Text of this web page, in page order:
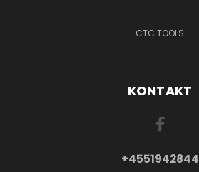
CTC TOOLS
KONTAKT
+4551942844